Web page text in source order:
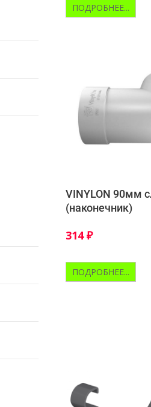
ПОДРОБНЕЕ...
VINYLON 90мм
(наконечник)
314₽
ПОДРОБНЕЕ...